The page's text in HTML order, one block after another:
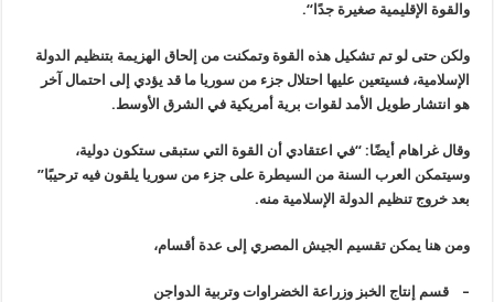
والقوة الإقليمية صغيرة جدًا“.
ولكن حتى لو تم تشكيل هذه القوة وتمكنت من إلحاق الهزيمة بتنظيم الدولة
الإسلامية، فسيتعين عليها احتلال جزء من سوريا ما قد يؤدي إلى احتمال آخر
هو انتشار طويل الأمد لقوات برية أمريكية في الشرق الأوسط.
وقال غراهام أيضًا: “في اعتقادي أن القوة التي ستبقى ستكون دولية،
وسيتمكن العرب السنة من السيطرة على جزء من سوريا يلقون فيه ترحيبًا”
بعد خروج تنظيم الدولة الإسلامية منه.
ومن هنا يمكن تقسيم الجيش المصري إلى عدة أقسام،
–قسم إنتاج الخبز وزراعة الخضراوات وتربية الدواجن